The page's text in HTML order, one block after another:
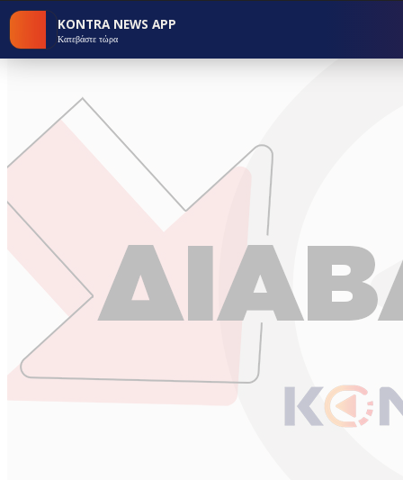
KONTRA NEWS APP
Κατεβάστε τώρα